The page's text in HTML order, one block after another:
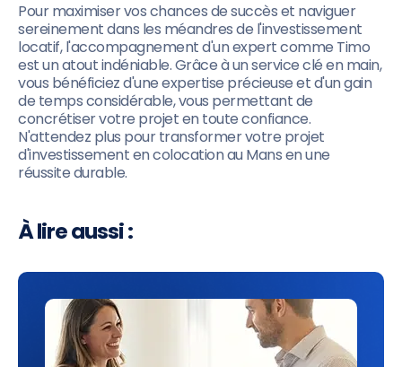
Pour maximiser vos chances de succès et naviguer
sereinement dans les méandres de l'investissement
locatif, l'accompagnement d'un expert comme Timo
est un atout indéniable. Grâce à un service clé en main,
vous bénéficiez d'une expertise précieuse et d'un gain
de temps considérable, vous permettant de
concrétiser votre projet en toute confiance.
N'attendez plus pour transformer votre projet
d'investissement en colocation au Mans en une
réussite durable.
À lire aussi :